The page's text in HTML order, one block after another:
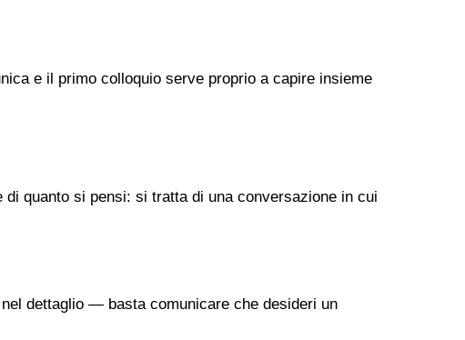
e il primo colloquio serve proprio a capire insieme
quanto si pensi: si tratta di una conversazione in cui
dettaglio — basta comunicare che desideri un